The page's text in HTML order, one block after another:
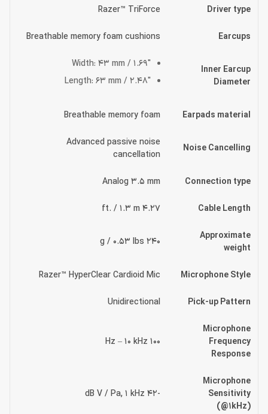
Driver type
Razer™ TriForce
Earcups
Breathable memory foam cushions
Inner Earcup
Diameter
Width: 43 mm / 1.69″
Length: 63 mm / 2.48″
Earpads material
Breathable memory foam
Noise Cancelling
Advanced passive noise
cancellation
Connection type
Analog 3.5 mm
Cable Length
4.27 ft. / 1.3 m
Approximate
weight
240 g / 0.53 lbs
Microphone Style
Razer™ HyperClear Cardioid Mic
Pick-up Pattern
Unidirectional
Microphone
Frequency
Response
100 Hz – 10 kHz
Microphone
Sensitivity
(@1kHz)
-42 dB V / Pa, 1 kHz